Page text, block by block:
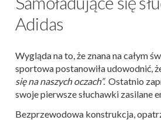
Adidas
Wygląda na to, że znana na całym
sportowa postanowiła udowodnić,
się na naszych oczach”.Ostatnio
swoje pierwsze słuchawki zasilane
Bezprzewodowa konstrukcja,